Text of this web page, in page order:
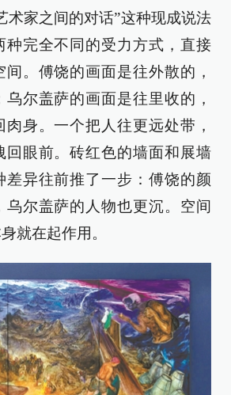
术家之间的对话”这种现成说法
种完全不同的受力方式，直接
。傅饶的画面是往外散的，
尔盖萨的画面是往里收的，
肉身。一个把人往更远处带，
回眼前。砖红色的墙面和展墙
差异往前推了一步：傅饶的颜
乌尔盖萨的人物也更沉。空间
就在起作用。